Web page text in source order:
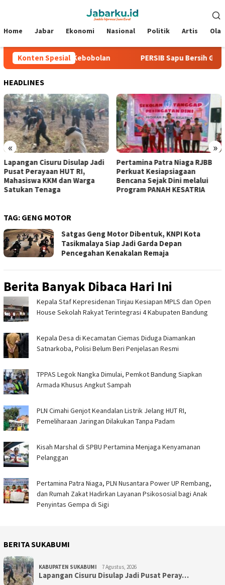
Mobile
Home Jabar Ekonomi Nasional Politik Artis
Konten Spesial
Tiga Laga Tanpa Kebobolan PERSIB Sapu Bersih Grup
HEADLINES
« »
Lapangan Cisuru Disulap Jadi
Pusat Perayaan HUT RI,
Mahasiswa KKM dan Warga
Satukan Tenaga
Pertamina Patra Niaga RJBB
Perkuat Kesiapsiagaan
Bencana Sejak Dini melalui
Program PANAH KESATRIA
TAG: GENG MOTOR
Satgas Geng Motor Dibentuk, KNPI Kota
Tasikmalaya Siap Jadi Garda Depan
Pencegahan Kenakalan Remaja
Berita Banyak Dibaca Hari Ini
Kepala Staf Kepresidenan Tinjau Kesiapan MPLS dan Open
House Sekolah Rakyat Terintegrasi 4 Kabupaten Bandung
Kepala Desa di Kecamatan Ciemas Diduga Diamankan
Satnarkoba, Polisi Belum Beri Penjelasan Resmi
TPPAS Legok Nangka Dimulai, Pemkot Bandung Siapkan
Armada Khusus Angkut Sampah
PLN Cimahi Genjot Keandalan Listrik Jelang HUT RI,
Pemeliharaan Jaringan Dilakukan Tanpa Padam
Kisah Marshal di SPBU Pertamina Menjaga Kenyamanan
Pelanggan
Pertamina Patra Niaga, PLN Nusantara Power UP Rembang,
dan Rumah Zakat Hadirkan Layanan Psikososial bagi Anak
Penyintas Gempa di Sigi
BERITA SUKABUMI
KABUPATEN SUKABUMI 7 Agustus, 2026
Lapangan Cisuru Disulap Jadi Pusat Peray…